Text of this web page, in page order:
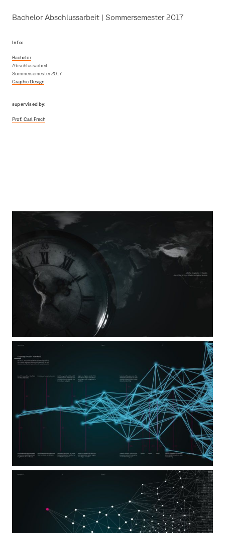
Bachelor Abschlussarbeit | Sommersemester 2017
Info:
Bachelor
Abschlussarbeit
Sommersemester 2017
Graphic Design
supervised by:
Prof. Carl Frech